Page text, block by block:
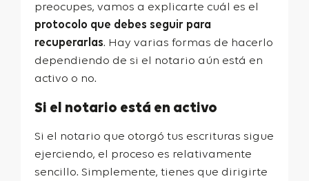
preocupes, vamos a explicarte cuál es el
protocolo que debes seguir para
recuperarlas. Hay varias formas de hacerlo
dependiendo de si el notario aún está en
activo o no.
Si el notario está en activo
Si el notario que otorgó tus escrituras sigue
ejerciendo, el proceso es relativamente
sencillo. Simplemente, tienes que dirigirte